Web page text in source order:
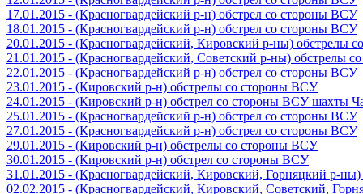
17.01.2015 - (Красногвардейский р-н) обстрел со стороны ВСУ
18.01.2015 - (Красногвардейский р-н) обстрел со стороны ВСУ
20.01.2015 - (Красногвардейский, Кировский р-ны) обстрелы
21.01.2015 - (Красногвардейский, Советский р-ны) обстрелы
22.01.2015 - (Красногвардейский р-н) обстрел со стороны ВСУ
23.01.2015 - (Кировский р-н) обстрелы со стороны ВСУ
24.01.2015 - (Кировский р-н) обстрел со стороны ВСУ шахты
25.01.2015 - (Красногвардейский р-н) обстрел со стороны ВСУ
27.01.2015 - (Красногвардейский р-н) обстрел со стороны ВСУ
29.01.2015 - (Кировский р-н) обстрелы со стороны ВСУ
30.01.2015 - (Кировский р-н) обстрел со стороны ВСУ
31.01.2015 - (Красногвардейский, Кировский, Горняцкий р-
02.02.2015 - (Красногвардейский, Кировский, Советский,